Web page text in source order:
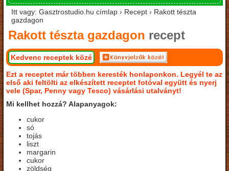
Itt vagy: Gasztrostudio.hu címlap › Recept › Rakott tészta
gazdagon
Rakott tészta gazdagon recept
Kedvenc receptek közé
Ezt a receptet már többen keresték honlaponkon. Legyél te az
első aki feltölti az elkészített receptet fotóval együtt és nyerj
vele (Spar, Penny vagy Tesco) vásárlási utalványt!
Mi kellhet hozzá? Alapanyagok:
cukor
só
tojás
liszt
margarin
cukor
zöldség